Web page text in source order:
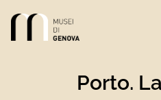
Link alla homepage
Porto.